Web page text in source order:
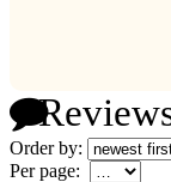
Order by:
Per page: